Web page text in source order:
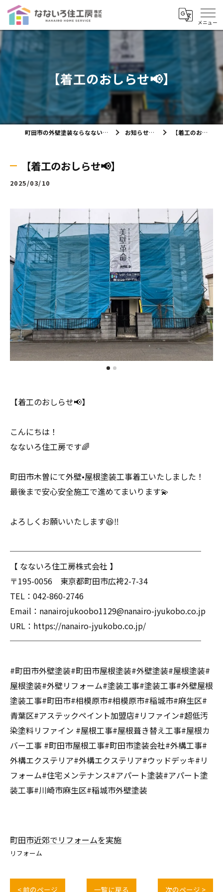
【着工のおしらせ📢】
町田市の外壁塗装ならなないろ住工房株式会社 お知らせ・ブログ 【着工のおしらせ📢】
【着工のおしらせ📢】
2025/03/10
【着工のおしらせ📢】
こんにちは！
なないろ住工房です🌈
町田市木曽にて外壁•屋根塗装工事着工いたしました！
最後まで安心安全施工で進めてまいります💫
よろしくお願いいたします😆‼️
────────────────────────
【 なないろ住工房株式会社 】
〒195-0056 東京都町田市広袴2-7-34
TEL：042-860-2746
Email：nanairojukoobo1129@nanairo-jyukobo.co.jp
URL：https://nanairo-jyukobo.co.jp/
────────────────────────
#町田市外壁塗装#町田市屋根塗装#外壁塗装#屋根塗装#
屋根塗装#外壁リフォーム#塗装工事#塗装工事#外壁屋根
塗装工事#町田市#相模原市#相模原市#稲城市#麻生区#
青葉区#アステックペイント加盟店#リファイン#超低汚
染塗料リファイン #屋根工事#屋根葺き替え工事#屋根カ
バー工事 #町田市屋根工事#町田市塗装会社#外構工事#
外構エクステリア#外構エクステリア#ウッドデッキ#リ
フォーム#住宅メンテナンス#アパート塗装#アパート塗
装工事#川崎市麻生区#稲城市外壁塗装
町田市近郊でリフォームを実施
リフォーム
< 前のページ 一覧に戻る 次のページ >